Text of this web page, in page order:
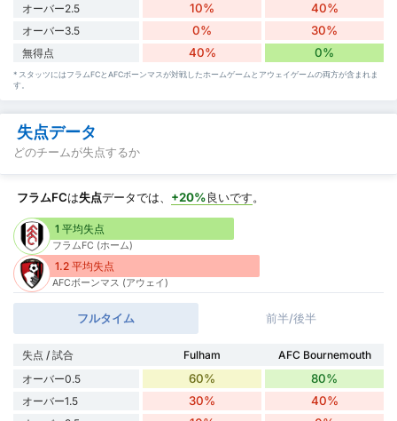
オーバー2.5 10% 40%
オーバー3.5 0% 30%
無得点 40% 0%
* スタッツにはフラムFCとAFCボーンマスが対戦したホームゲームとアウェイゲームの両方が含まれま
す。
失点データ
どのチームが失点するか
フラムFCは失点データでは、 +20%良いです。
1 平均失点
フラムFC (ホーム)
1.2 平均失点
AFCボーンマス (アウェイ)
フルタイム 前半/後半
失点 / 試合 Fulham
AFC Bournemouth
オーバー0.5
60% 80%
オーバー1.5 30% 40%